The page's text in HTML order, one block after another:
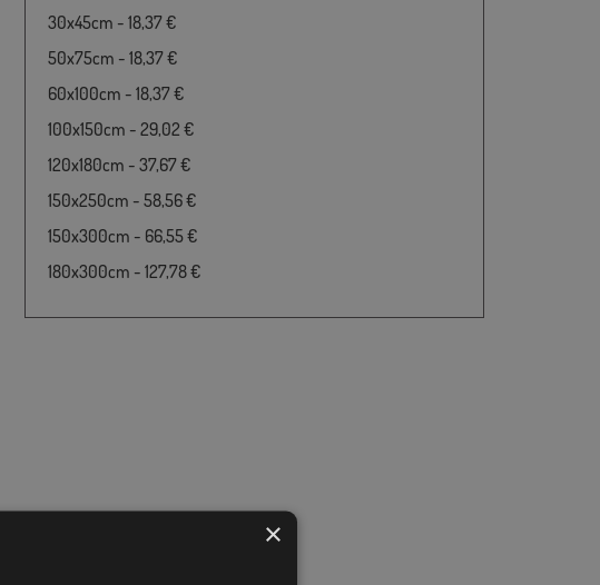
30x45cm - 18,37 €
50x75cm - 18,37 €
60x100cm - 18,37 €
100x150cm - 29,02 €
120x180cm - 37,67 €
150x250cm - 58,56 €
150x300cm - 66,55 €
180x300cm - 127,78 €
×